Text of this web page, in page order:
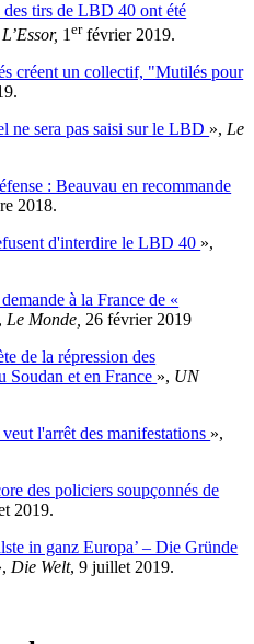
tirs de LBD 40 ont été
L’Essor, 1erfévrier 2019.
créent un collectif, "Mutilés pour
ne sera pas saisi sur le LBD »,Le
: Beauvau en recommande
2018.
d'interdire le LBD 40 »,
à la France de «
Le Monde, 26 février 2019
de la répression des
Soudan et en France », UN
l'arrêt des manifestations »,
des policiers soupçonnés de
2019.
in ganz Europa’ – Die Gründe
Die Welt, 9 juillet 2019.